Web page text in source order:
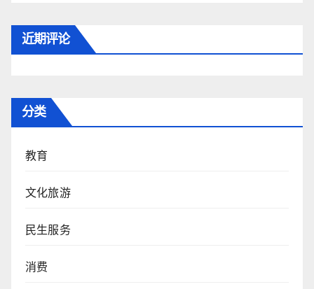
近期评论
分类
教育
文化旅游
民生服务
消费